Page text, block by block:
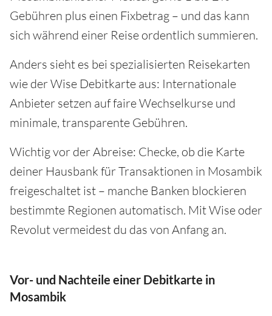
Gebühren plus einen Fixbetrag – und das kann
sich während einer Reise ordentlich summieren.
Anders sieht es bei spezialisierten Reisekarten
wie der Wise Debitkarte aus: Internationale
Anbieter setzen auf faire Wechselkurse und
minimale, transparente Gebühren.
Wichtig vor der Abreise: Checke, ob die Karte
deiner Hausbank für Transaktionen in Mosambik
freigeschaltet ist – manche Banken blockieren
bestimmte Regionen automatisch. Mit Wise oder
Revolut vermeidest du das von Anfang an.
Vor- und Nachteile einer Debitkarte in
Mosambik